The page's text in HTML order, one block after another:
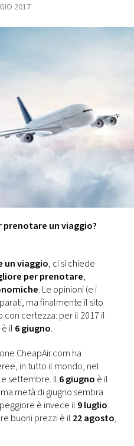
2017
un viaggio?
un viaggio, ci si chiede
per prenotare,
. Le opinioni (e i
ma finalmente il sito
con certezza: per il 2017 il
il 6 giugno.
CheapAir.com ha
in tutto il mondo, nel
settembre. Il 6 giugno è il
metà di giugno sembra
è invece il 9 luglio.
buoni prezzi è il 22 agosto,